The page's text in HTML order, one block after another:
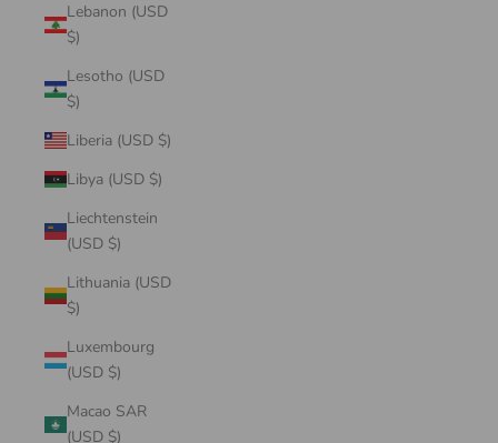
Lebanon (USD
$)
Lesotho (USD
$)
Liberia (USD $)
Libya (USD $)
Liechtenstein
(USD $)
Lithuania (USD
$)
Luxembourg
(USD $)
Macao SAR
(USD $)